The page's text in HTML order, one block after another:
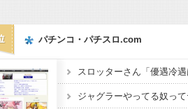
パチンコ・パチスロ.com
ジャグラーやってる奴っ